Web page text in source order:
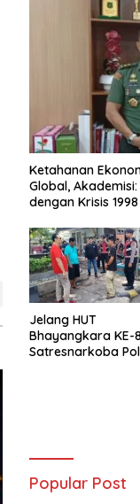
Ketahanan
Global,
dengan Krisis 1998
Jelang HUT
Bhayangkara KE-
Satresnarkoba
Popular Post